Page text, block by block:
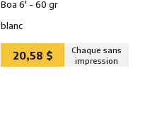
Boa 6' - 60 gr
blanc
20,58 $
Chaque sans
impression